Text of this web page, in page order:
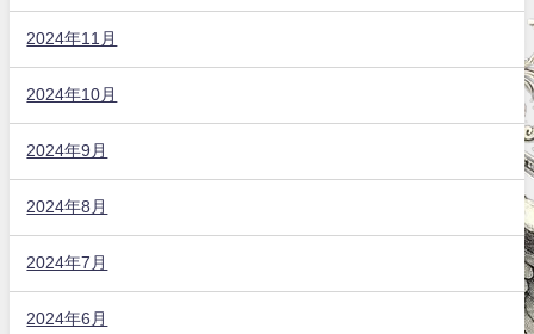
2024年11月
2024年10月
2024年9月
2024年8月
2024年7月
2024年6月